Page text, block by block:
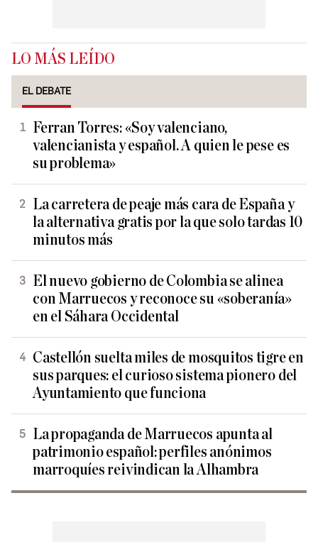
LO MÁS LEÍDO
EL DEBATE
Ferran Torres: «Soy valenciano,
valencianista y español. A quien le pese es
su problema»
La carretera de peaje más cara de España y
la alternativa gratis por la que solo tardas 10
minutos más
El nuevo gobierno de Colombia se alinea
con Marruecos y reconoce su «soberanía»
en el Sáhara Occidental
Castellón suelta miles de mosquitos tigre en
sus parques: el curioso sistema pionero del
Ayuntamiento que funciona
La propaganda de Marruecos apunta al
patrimonio español: perfiles anónimos
marroquíes reivindican la Alhambra